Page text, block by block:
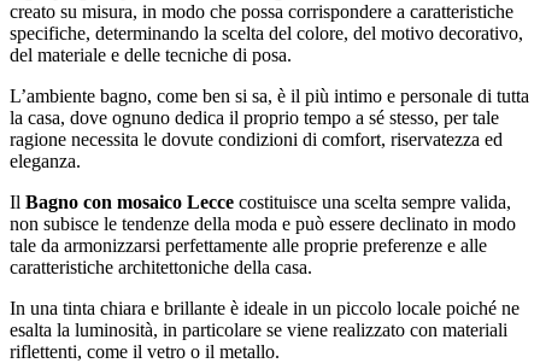
creato su misura, in modo che possa corrispondere a caratteristiche
specifiche, determinando la scelta del colore, del motivo decorativo,
del materiale e delle tecniche di posa.
L’ambiente bagno, come ben si sa, è il più intimo e personale di tutta
la casa, dove ognuno dedica il proprio tempo a sé stesso, per tale
ragione necessita le dovute condizioni di comfort, riservatezza ed
eleganza.
Il Bagno con mosaico Lecce costituisce una scelta sempre valida,
non subisce le tendenze della moda e può essere declinato in modo
tale da armonizzarsi perfettamente alle proprie preferenze e alle
caratteristiche architettoniche della casa.
In una tinta chiara e brillante è ideale in un piccolo locale poiché ne
esalta la luminosità, in particolare se viene realizzato con materiali
riflettenti, come il vetro o il metallo.